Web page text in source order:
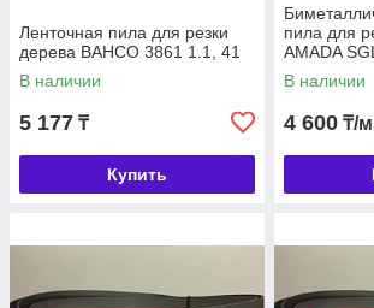
Ленточная пила для резки
дерева BAHCO 3861 1.1, 41
В наличии
5 177 ₸
Купить
пила для
AMADA
В наличии
4 600 ₸/м